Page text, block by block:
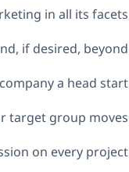
in all its facets.
if desired, beyond.
a head start!
target group moves.
on every project!